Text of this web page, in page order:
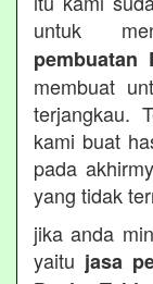
untuk
pembuatan
membuat
terjangkau.
kami buat
pada
yang tidak
jika anda
yaitu jasa